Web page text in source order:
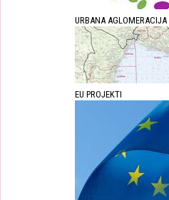
URBANA AGLOMERACIJA
EU PROJEKTI